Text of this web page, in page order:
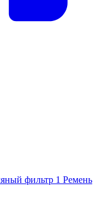
фильтр 1 Ремень